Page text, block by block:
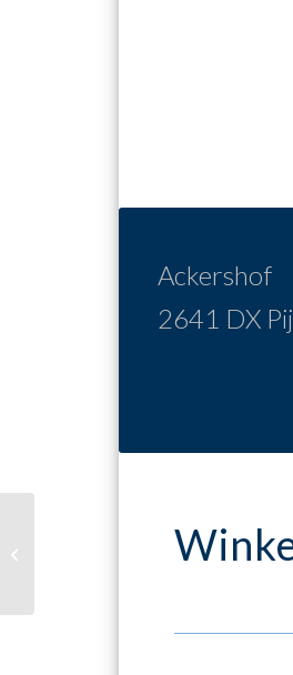
Ackershof
2641 DX